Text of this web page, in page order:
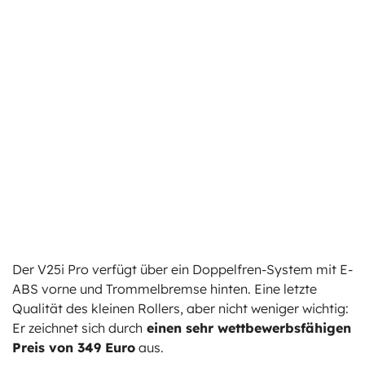
Der V25i Pro verfügt über ein Doppelfren-System mit E-
ABS vorne und Trommelbremse hinten. Eine letzte
Qualität des kleinen Rollers, aber nicht weniger wichtig:
Er zeichnet sich durch einen sehr wettbewerbsfähigen
Preis von 349 Euro aus.